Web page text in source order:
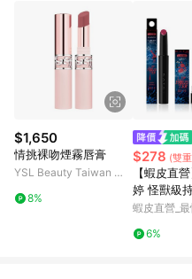
$1,650
情挑裸吻煙霧唇膏
YSL Beauty Taiwan 官
8%
$278 (雙
【蝦皮直
婷 怪獸級
獸唇膏 經
色 (官方直
蝦皮直營_
6%